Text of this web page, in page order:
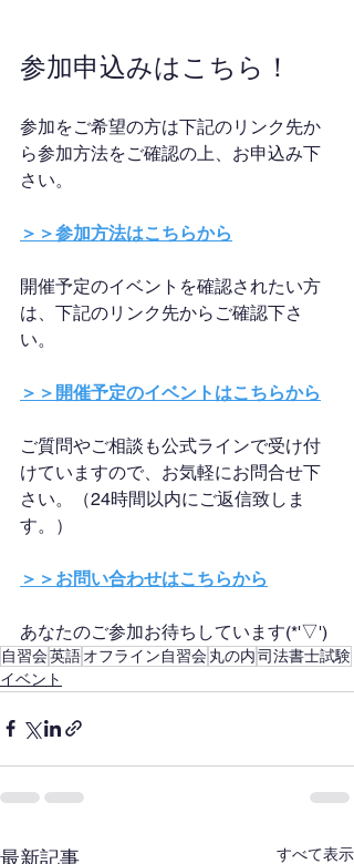
参加申込みはこちら！
参加をご希望の方は下記のリンク先か
ら参加方法をご確認の上、お申込み下
さい。
＞＞参加方法はこちらから
開催予定のイベントを確認されたい方
は、下記のリンク先からご確認下さ
い。
＞＞開催予定のイベントはこちらから
ご質問やご相談も公式ラインで受け付
けていますので、お気軽にお問合せ下
さい。（24時間以内にご返信致しま
す。）
＞＞お問い合わせはこちらから
あなたのご参加お待ちしています(*'▽')
自習会英語オフライン自習会丸の内司法書士試験
イベント
最新記事 すべて表示